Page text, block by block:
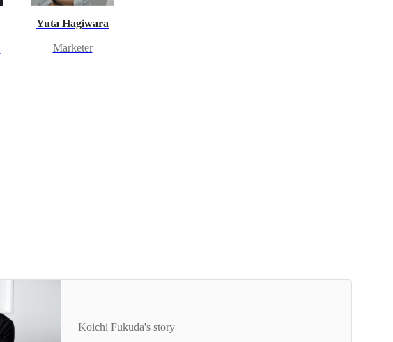
Yuta Hagiwara
Marketer
したサービスで、企業と個人が対等に取引できる社
会を目指す LIDDELL株式会社 代表取締役CEO 福
Koichi Fukuda's story